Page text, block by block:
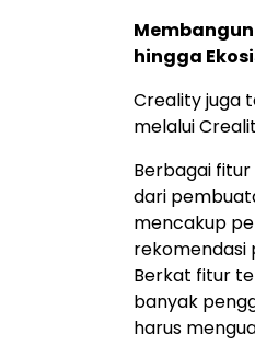
hingga
Creality juga
melalui
Berbagai
dari
mencakup
rekomendasi
Berkat fitur
banyak
harus